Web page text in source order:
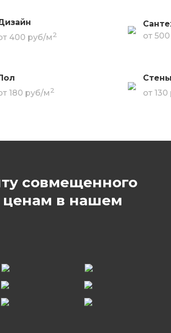
400 руб/м2
от
180 руб/м2
от
совмещенного
ценам в нашем